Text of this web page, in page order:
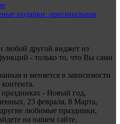
подарки: оригинальная
любой другой виджет из
- только то, что Вы сами
и меняется в зависимости
- Новый год,
23 февраля, 8 Марта,
любимые праздники,
на нашем сайте.